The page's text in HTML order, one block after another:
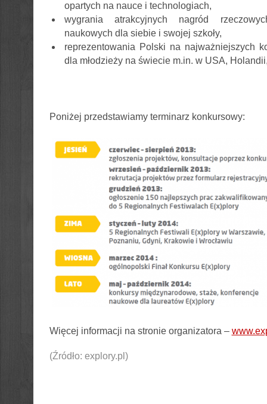
opartych na nauce i technologiach,
wygrania atrakcyjnych nagród
naukowych dla siebie i swojej szkoły,
reprezentowania Polski na najważniejszych
dla młodzieży na świecie m.in. w USA,
Poniżej przedstawiamy terminarz konkursowy:
Więcej informacji na stronie organizatora –
(Źródło: explory.pl)